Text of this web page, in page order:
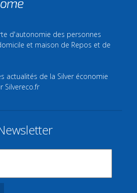
d'autonomie des personnes
et maison de Repos et de
actualités de la Silver économie
Silvereco.fr